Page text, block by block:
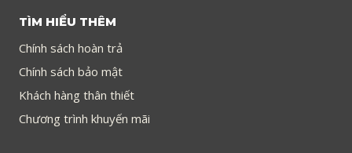
TÌM HIỂU THÊM
Chính sách hoàn trả
Chính sách bảo mật
Khách hàng thân thiết
Chương trình khuyến mãi